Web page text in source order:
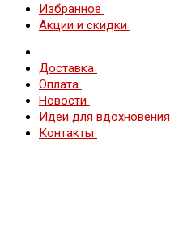
Избранное
Акции и скидки
Доставка
Оплата
Новости
Идеи для вдохновения
Контакты